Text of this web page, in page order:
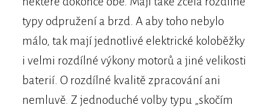
typy odpružení a brzd. A aby toho nebylo
málo, tak mají jednotlivé elektrické koloběžky
i velmi rozdílné výkony motorů a jiné velikosti
baterií. O rozdílné kvalitě zpracování ani
nemluvě. Z jednoduché volby typu „skočím